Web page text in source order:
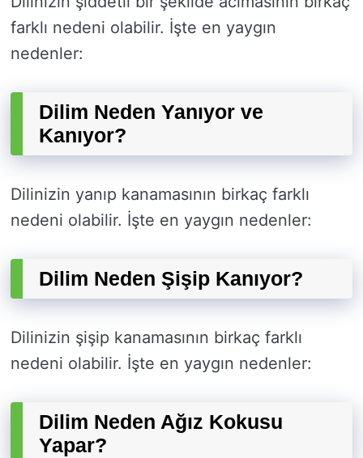
farklı nedeni olabilir. İşte en yaygın
nedenler:
Dilim Neden Yanıyor ve
Kanıyor?
Dilinizin yanıp kanamasının birkaç farklı
nedeni olabilir. İşte en yaygın nedenler:
Dilim Neden Şişip Kanıyor?
Dilinizin şişip kanamasının birkaç farklı
nedeni olabilir. İşte en yaygın nedenler:
Dilim Neden Ağız Kokusu
Yapar?